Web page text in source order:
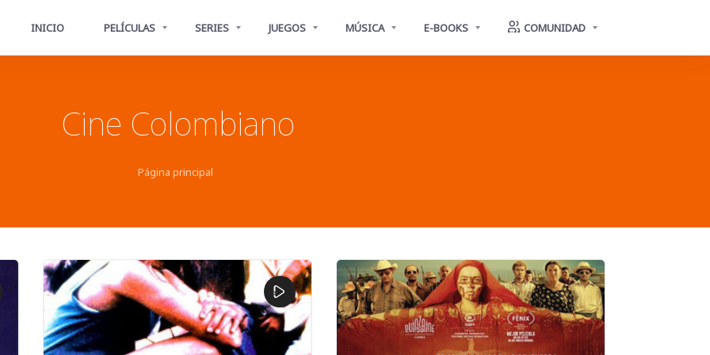
INICIO PELÍCULAS SERIES JUEGOS MÚSICA E-BOOKS COMUNIDAD
Cine Colombiano
Página principal